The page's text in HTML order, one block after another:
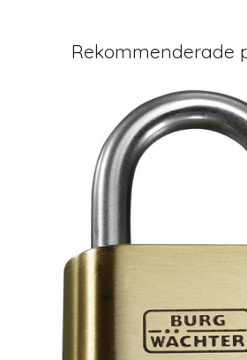
Rekommenderade